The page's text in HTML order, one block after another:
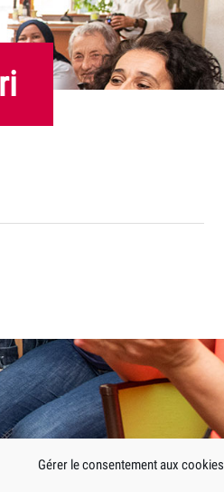
Gérer le consentement aux cookies